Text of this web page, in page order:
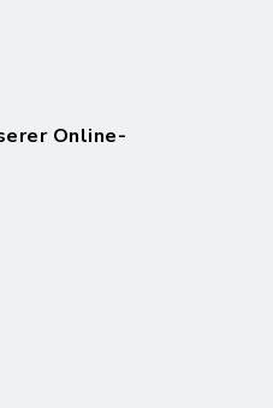
Online-